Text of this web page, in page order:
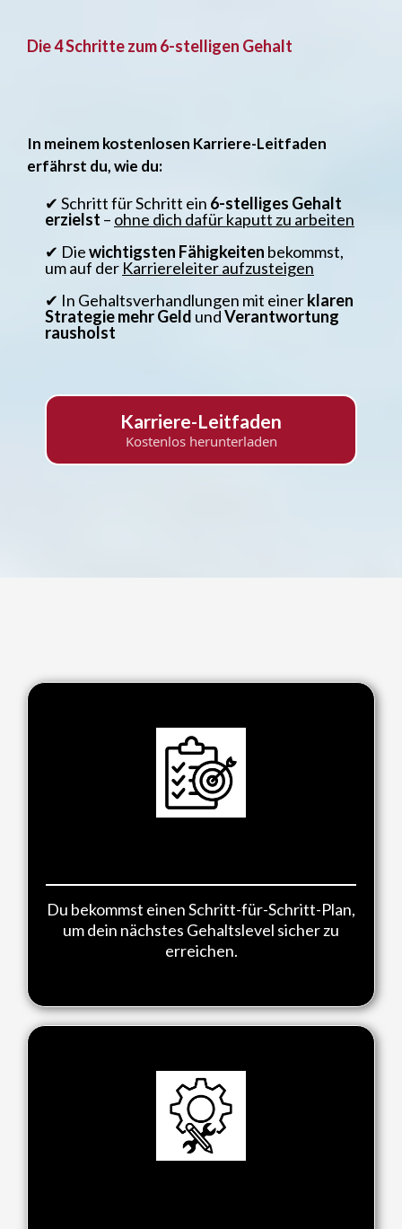
Die 4 Schritte zum 6-stelligen Gehalt
In meinem kostenlosen Karriere-Leitfaden
erfährst du, wie du:
✔ Schritt für Schritt ein 6-stelliges Gehalt
erzielst – ohne dich dafür kaputt zu arbeiten
✔ Diewichtigsten Fähigkeiten bekommst,
um auf der Karriereleiter aufzusteigen
✔ In Gehaltsverhandlungen mit einerklaren
Strategie mehr Geld undVerantwortung
rausholst
Karriere-Leitfaden
Kostenlos herunterladen
Du bekommst einen Schritt-für-Schritt-Plan,
um dein nächstes Gehaltslevel sicher zu
erreichen.